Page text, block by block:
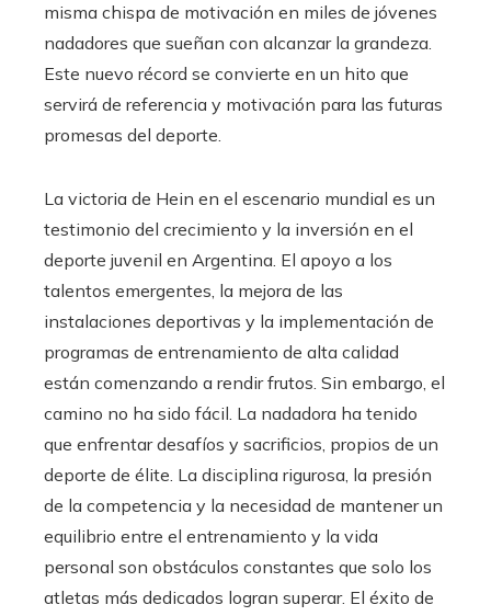
misma chispa de motivación en miles de jóvenes
nadadores que sueñan con alcanzar la grandeza.
Este nuevo récord se convierte en un hito que
servirá de referencia y motivación para las futuras
promesas del deporte.
La victoria de Hein en el escenario mundial es un
testimonio del crecimiento y la inversión en el
deporte juvenil en Argentina. El apoyo a los
talentos emergentes, la mejora de las
instalaciones deportivas y la implementación de
programas de entrenamiento de alta calidad
están comenzando a rendir frutos. Sin embargo, el
camino no ha sido fácil. La nadadora ha tenido
que enfrentar desafíos y sacrificios, propios de un
deporte de élite. La disciplina rigurosa, la presión
de la competencia y la necesidad de mantener un
equilibrio entre el entrenamiento y la vida
personal son obstáculos constantes que solo los
atletas más dedicados logran superar. El éxito de